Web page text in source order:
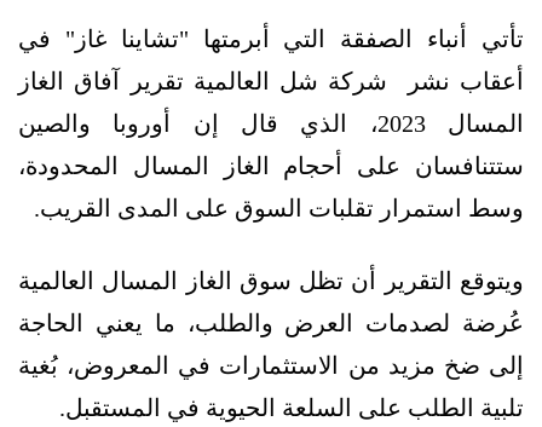
تأتي أنباء الصفقة التي أبرمتها "تشاينا غاز" في
أعقاب نشر شركة شل العالمية تقرير آفاق الغاز
المسال 2023، الذي قال إن أوروبا والصين
ستتنافسان على أحجام الغاز المسال المحدودة،
وسط استمرار تقلبات السوق على المدى القريب.
ويتوقع التقرير أن تظل سوق الغاز المسال العالمية
عُرضة لصدمات العرض والطلب، ما يعني الحاجة
إلى ضخ مزيد من الاستثمارات في المعروض، بُغية
تلبية الطلب على السلعة الحيوية في المستقبل.